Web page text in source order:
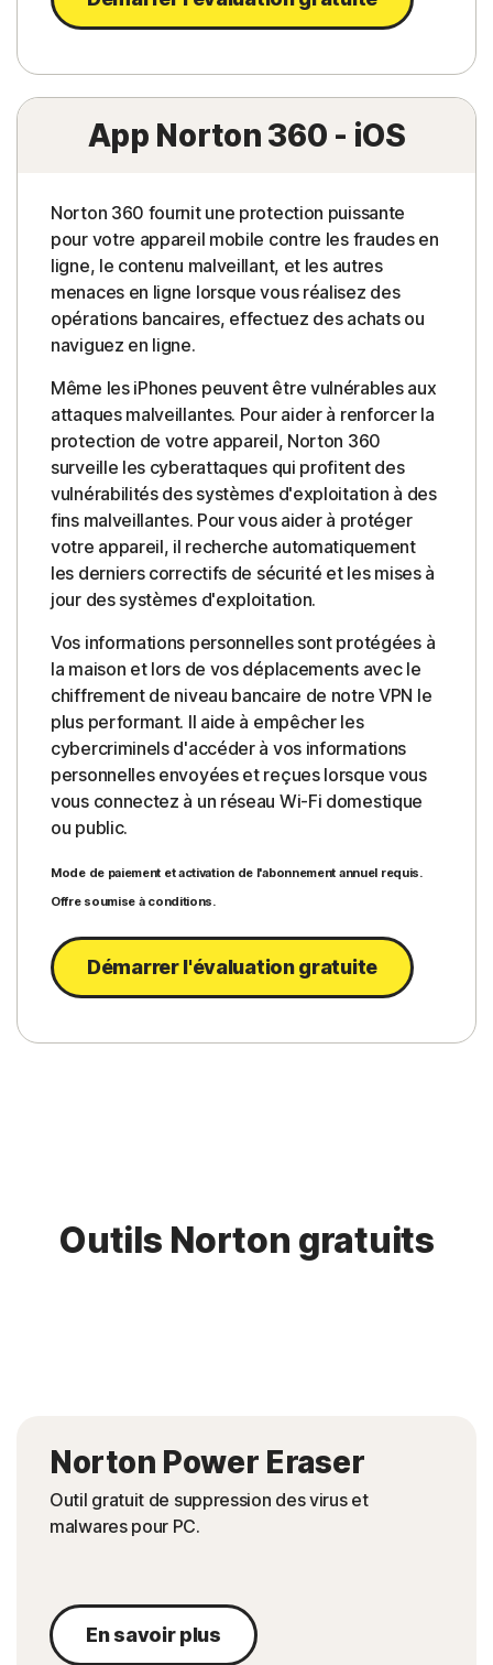
App Norton 360 - iOS
Norton 360 fournit une protection puissante
pour votre appareil mobile contre les fraudes en
ligne, le contenu malveillant, et les autres
menaces en ligne lorsque vous réalisez des
opérations bancaires, effectuez des achats ou
naviguez en ligne.
Même les iPhones peuvent être vulnérables aux
attaques malveillantes. Pour aider à renforcer la
protection de votre appareil, Norton 360
surveille les cyberattaques qui profitent des
vulnérabilités des systèmes d'exploitation à des
fins malveillantes. Pour vous aider à protéger
votre appareil, il recherche automatiquement
les derniers correctifs de sécurité et les mises à
jour des systèmes d'exploitation.
Vos informations personnelles sont protégées à
la maison et lors de vos déplacements avec le
chiffrement de niveau bancaire de notre VPN le
plus performant. Il aide à empêcher les
cybercriminels d'accéder à vos informations
personnelles envoyées et reçues lorsque vous
vous connectez à un réseau Wi-Fi domestique
ou public.
Mode de paiement et activation de l'abonnement annuel requis.
Offre soumise à conditions.
Démarrer l'évaluation gratuite
Outils Norton gratuits
Norton Power Eraser
Outil gratuit de suppression des virus et
malwares pour PC.
En savoir plus